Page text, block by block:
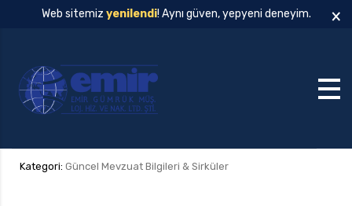
Web sitemiz yenilendi! Aynı güven, yepyeni deneyim. ×
Kategori: Güncel Mevzuat Bilgileri & Sirküler